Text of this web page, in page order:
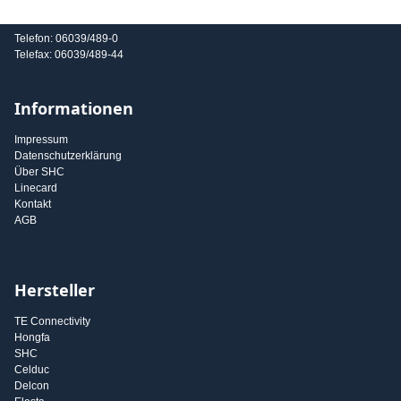
Telefon: 06039/489-0
Telefax: 06039/489-44
Informationen
Impressum
Datenschutzerklärung
Über SHC
Linecard
Kontakt
AGB
Hersteller
TE Connectivity
Hongfa
SHC
Celduc
Delcon